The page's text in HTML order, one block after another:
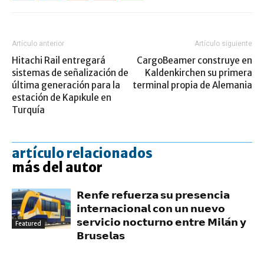
Artículo anterior
Hitachi Rail entregará
sistemas de señalización de
última generación para la
estación de Kapıkule en
Turquía
Artículo siguiente
CargoBeamer construye en
Kaldenkirchen su primera
terminal propia de Alemania
artículo relacionados
más del autor
Featured
𝗥𝗲𝗻𝗳𝗲 𝗿𝗲𝗳𝘂𝗲𝗿𝘇𝗮 𝘀𝘂 𝗽𝗿𝗲𝘀𝗲𝗻𝗰𝗶𝗮
𝗶𝗻𝘁𝗲𝗿𝗻𝗮𝗰𝗶𝗼𝗻𝗮𝗹 𝗰𝗼𝗻 𝘂𝗻 𝗻𝘂𝗲𝘃𝗼
𝘀𝗲𝗿𝘃𝗶𝗰𝗶𝗼 𝗻𝗼𝗰𝘁𝘂𝗿𝗻𝗼 𝗲𝗻𝘁𝗿𝗲 𝗠𝗶𝗹𝗮́𝗻 𝘆
𝗕𝗿𝘂𝘀𝗲𝗹𝗮𝘀